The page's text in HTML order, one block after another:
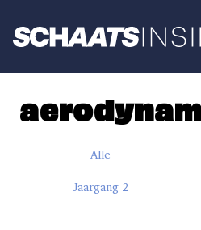
Alle
Jaargang 2